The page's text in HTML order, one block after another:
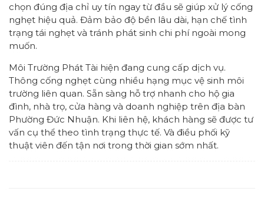
chọn đúng địa chỉ uy tín ngay từ đầu sẽ giúp xử lý cống
nghẹt hiệu quả. Đảm bảo độ bền lâu dài, hạn chế tình
trạng tái nghẹt và tránh phát sinh chi phí ngoài mong
muốn.
Môi Trường Phát Tài hiện đang cung cấp dịch vụ.
Thông cống nghẹt cùng nhiều hạng mục vệ sinh môi
trường liên quan. Sẵn sàng hỗ trợ nhanh cho hộ gia
đình, nhà trọ, cửa hàng và doanh nghiệp trên địa bàn
Phường Đức Nhuận. Khi liên hệ, khách hàng sẽ được tư
vấn cụ thể theo tình trạng thực tế. Và điều phối kỹ
thuật viên đến tận nơi trong thời gian sớm nhất.